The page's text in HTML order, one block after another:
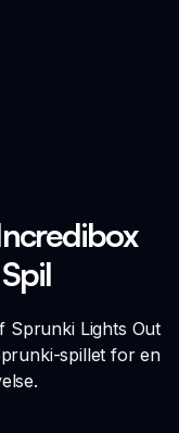
Sprunki Lights Out
spillet for en